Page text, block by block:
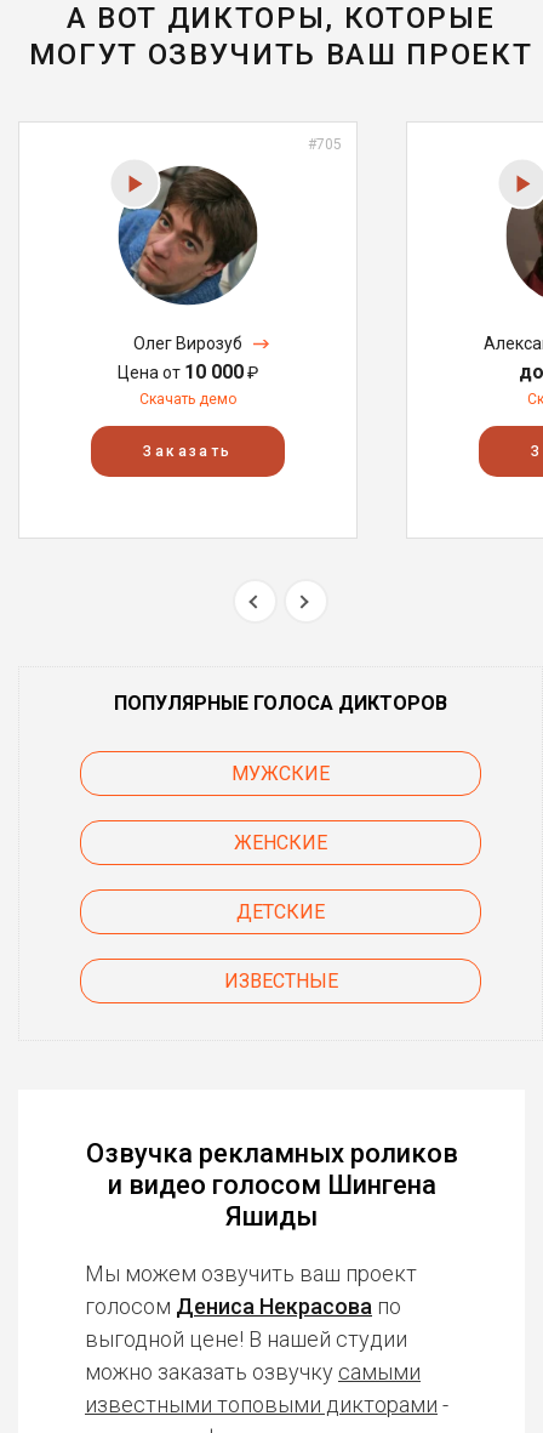
А ВОТ ДИКТОРЫ, КОТОРЫЕ
МОГУТ ОЗВУЧИТЬ ВАШ ПРОЕКТ
#705
Олег Вирозуб
Цена от 10 000₽
Скачать демо
Заказать
ПОПУЛЯРНЫЕ ГОЛОСА ДИКТОРОВ
МУЖСКИЕ
ЖЕНСКИЕ
ДЕТСКИЕ
ИЗВЕСТНЫЕ
Озвучка рекламных роликов
и видео голосом Шингена
Яшиды
Мы можем озвучить ваш проект
голосом Дениса Некрасова по
выгодной цене! В нашей студии
можно заказать озвучку самыми
известными топовыми дикторами -